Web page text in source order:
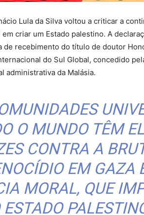
Lula da Silva voltou a criticar a
criar um Estado palestino. A
de recebimento do título de doutor
do Sul Global, concedido
administrativa da Malásia.
O MUNDO TÊM
CONTRA A
EM GAZA
MORAL, QUE
ESTADO